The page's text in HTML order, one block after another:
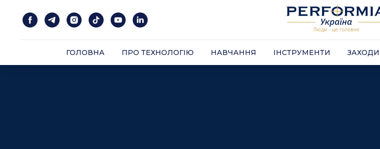
ГОЛОВНА ПРО ТЕХНОЛОГІЮ НАВЧАННЯ ІНСТРУМЕНТИ ЗАХОДИ
Company
ГОЛОВНА ПРО ТЕХНОЛОГІЮ ІНСТРУМЕНТИ ЗАХОДИ